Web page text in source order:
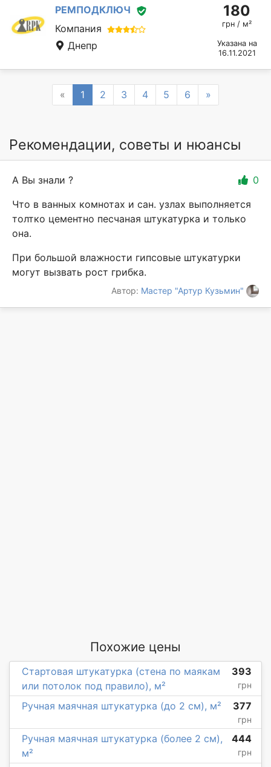
РЕМПОДКЛЮЧ
Компания
Днепр
180
грн / м²
Указана на
16.11.2021
« Previous
1 2 3 4 5 6 »
Рекомендации, советы и нюансы
0
А Вы знали ?
Что в ванных комнотах и сан. узлах выполняется
толтко цементно песчаная штукатурка и только
она.
При большой влажности гипсовые штукатурки
могут вызвать рост грибка.
Автор: Мастер "Артур Кузьмин"
Похожие цены
Стартовая штукатурка (стена по маякам
или потолок под правило), м²
393
грн
Ручная маячная штукатурка (до 2 см), м² 377
грн
Ручная маячная штукатурка (более 2 см),
м²
444
грн